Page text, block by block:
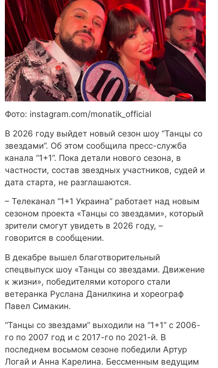
Фото: instagram.com/monatik_official
В 2026 году выйдет новый сезон шоу “Танцы со
звездами”. Об этом сообщила пресс-служба
канала “1+1”. Пока детали нового сезона, в
частности, состав звездных участников, судей и
дата старта, не разглашаются.
– Телеканал “1+1 Украина” работает над новым
сезоном проекта «Танцы со звездами», который
зрители смогут увидеть в 2026 году, –
говорится в сообщении.
В декабре вышел благотворительный
спецвыпуск шоу «Танцы со звездами. Движение
к жизни», победителями которого стали
ветеранка Руслана Данилкина и хореограф
Павел Симакин.
“Танцы со звездами” выходили на “1+1” с 2006-
го по 2007 год и с 2017-го по 2021-й. В
последнем восьмом сезоне победили Артур
Логай и Анна Карелина. Бессменным ведущим